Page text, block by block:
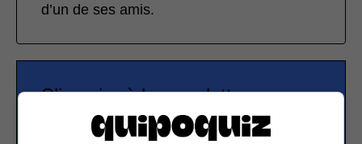
d’un de ses amis.
S’inscrire à la newsletter